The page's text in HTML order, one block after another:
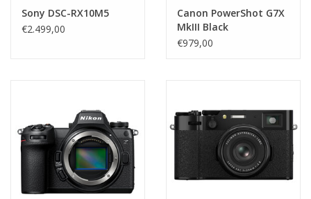
Sony DSC-RX10M5
€2.499,00
Canon PowerShot G7X
MkIII Black
€979,00